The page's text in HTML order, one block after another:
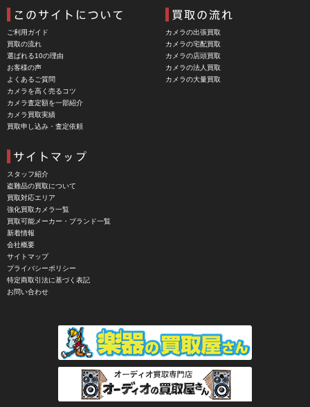
Carhartt（カーハート）
Carl Zeiss Jena（カールツアイスイエナ）
CASIO（カシオ）
CBL Lens（シービーエル）
CHINON（チノン）
CHIYOCA 千代田商会（ちよだしょうかい）
CIESTA（シエスタ）
Cineroid（シネロイド）
CINEVATE （シネベート）
CIRO （シロ）
CLARUS（クラルス）
Clay Smith（クレイスミス）
COMET（コメット）
Corfield（コーフィールド）
COSINA（コシナ）
COSMOS（コスモスインターナショナル）
COTTA（コッタ）
ご利用ガイド
買取の流れ
選ばれる10の理由
お客様の声
よくあるご質問
カメラを高く売るコツ
カメラ査定額を一部紹介
カメラ買取実績
買取申し込み・査定依頼
カメラの出張買取
カメラの宅配買取
カメラの店頭買取
カメラの法人買取
カメラの大量買取
スタッフ紹介
盗難品の買取について
買取対応エリア
強化買取カメラ一覧
買取可能メーカー・ブランド一覧
新着情報
会社概要
サイトマップ
プライバシーポリシー
特定商取引法に基づく表記
お問い合わせ